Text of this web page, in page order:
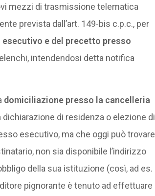
mezzi di trasmissione telematica
prevista dall’art. 149-bis c.p.c., per
e del precetto presso
intendendosi detta notifica
domiciliazione presso la cancelleria
di residenza o elezione di
esecutivo, ma che oggi può trovare
non sia disponibile l’indirizzo
della sua istituzione (così, ad es.
pignorante è tenuto ad effettuare